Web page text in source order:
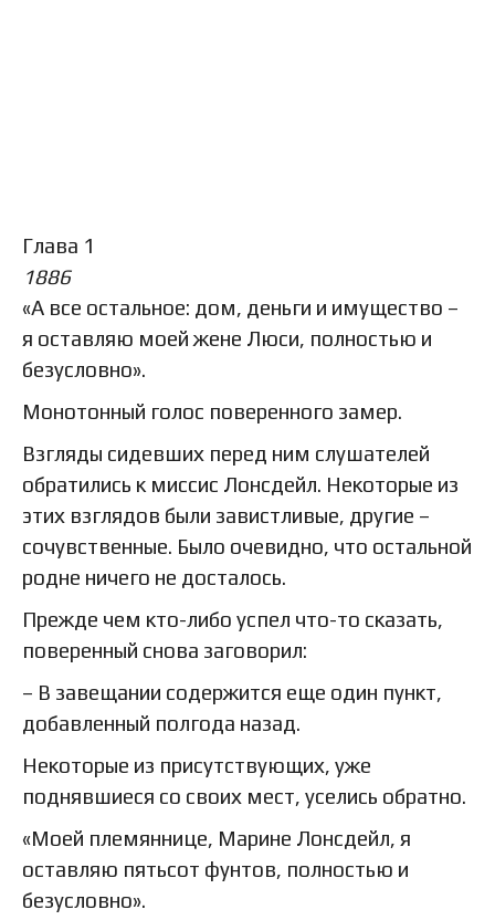
Глава 1
1886
«А все остальное: дом, деньги и имущество –
я оставляю моей жене Люси, полностью и
безусловно».
Монотонный голос поверенного замер.
Взгляды сидевших перед ним слушателей
обратились к миссис Лонсдейл. Некоторые из
этих взглядов были завистливые, другие –
сочувственные. Было очевидно, что остальной
родне ничего не досталось.
Прежде чем кто-либо успел что-то сказать,
поверенный снова заговорил:
– В завещании содержится еще один пункт,
добавленный полгода назад.
Некоторые из присутствующих, уже
поднявшиеся со своих мест, уселись обратно.
«Моей племяннице, Марине Лонсдейл, я
оставляю пятьсот фунтов, полностью и
безусловно».